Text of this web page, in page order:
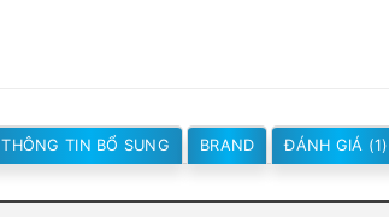
THÔNG TIN BỔ SUNG BRAND ĐÁNH GIÁ (1)